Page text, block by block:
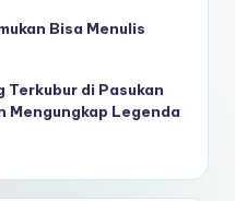
Bisa Menulis
Terkubur di Pasukan
Mengungkap Legenda